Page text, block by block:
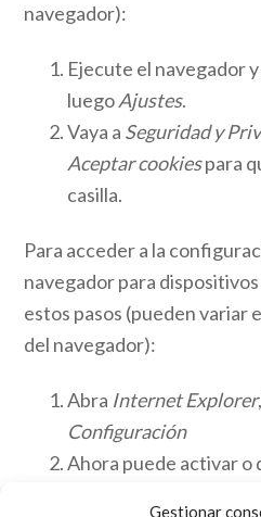
Gestionar
navegador):
Ejecute el navegador
luegoAjustes.
Vaya a Seguridad y
Aceptar cookiespara
casilla.
Para acceder a la
navegador para
estos pasos (pueden variar
del navegador):
Abra Internet Explorer
Configuración
Ahora puede activar o